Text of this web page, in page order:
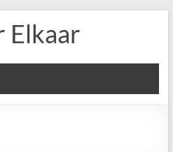
Elkaar